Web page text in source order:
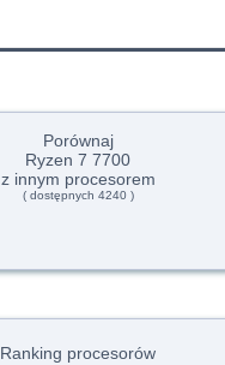
Porównaj
Ryzen 7 7700
z innym procesorem
( dostępnych 4240 )
Ranking procesorów